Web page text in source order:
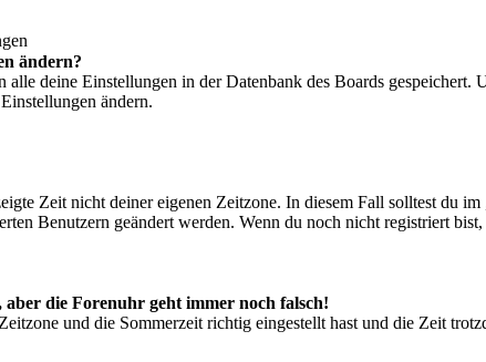
ändern?
alle deine Einstellungen in der Datenbank des Boards
ändern.
Zeit nicht deiner eigenen Zeitzone. In diesem Fall solltest du
Benutzern geändert werden. Wenn du noch nicht registriert
aber die Forenuhr geht immer noch falsch!
und die Sommerzeit richtig eingestellt hast und die Zeit